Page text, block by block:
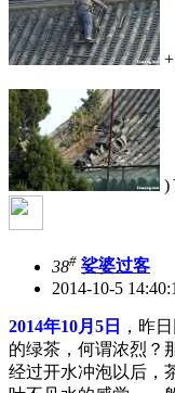
)
38# 娑婆过客
2014-10-5
2014年10月5日
，昨
的绿茶，何谓浓烈？
经过开水冲泡以后，